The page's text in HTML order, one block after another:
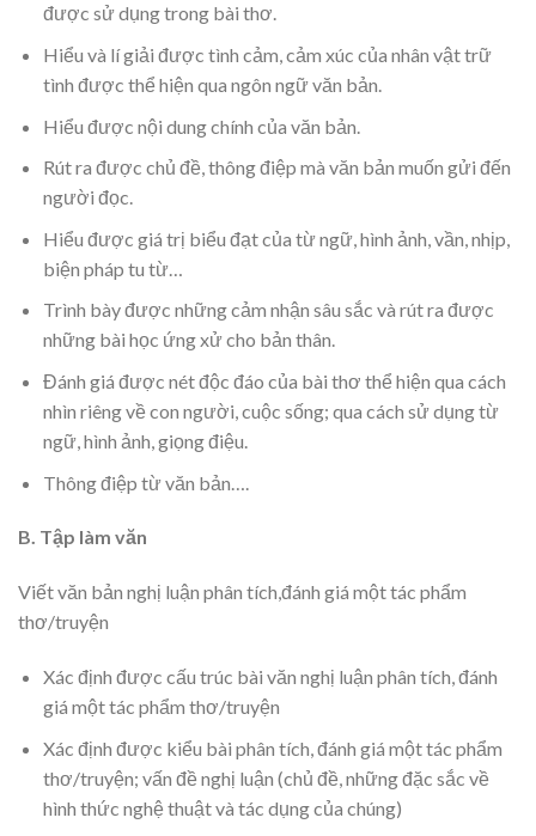
được sử dụng trong bài thơ.
Hiểu và lí giải được tình cảm, cảm xúc của nhân vật trữ
tình được thể hiện qua ngôn ngữ văn bản.
Hiểu được nội dung chính của văn bản.
Rút ra được chủ đề, thông điệp mà văn bản muốn gửi đến
người đọc.
Hiểu được giá trị biểu đạt của từ ngữ, hình ảnh, vần, nhịp,
biện pháp tu từ…
Trình bày được những cảm nhận sâu sắc và rút ra được
những bài học ứng xử cho bản thân.
Đánh giá được nét độc đáo của bài thơ thể hiện qua cách
nhìn riêng về con người, cuộc sống; qua cách sử dụng từ
ngữ, hình ảnh, giọng điệu.
Thông điệp từ văn bản….
B. Tập làm văn
Viết văn bản nghị luận phân tích,đánh giá một tác phẩm
thơ/truyện
Xác định được cấu trúc bài văn nghị luận phân tích, đánh
giá một tác phẩm thơ/truyện
Xác định được kiểu bài phân tích, đánh giá một tác phẩm
thơ/truyện; vấn đề nghị luận (chủ đề, những đặc sắc về
hình thức nghệ thuật và tác dụng của chúng)